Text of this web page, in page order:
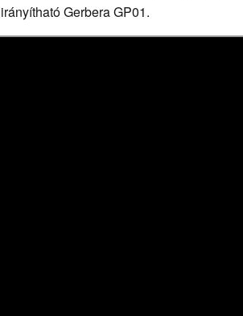
irányítható Gerbera GP01.